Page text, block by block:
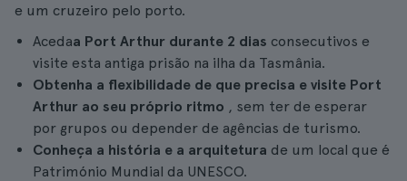
e um cruzeiro pelo porto.
Acedaa Port Arthur durante 2 dias consecutivos e
visite esta antiga prisão na ilha da Tasmânia.
Obtenha a flexibilidade de que precisa e visite Port
Arthur ao seu próprio ritmo , sem ter de esperar
por grupos ou depender de agências de turismo.
Conheça a história e a arquitetura de um local que é
Património Mundial da UNESCO.